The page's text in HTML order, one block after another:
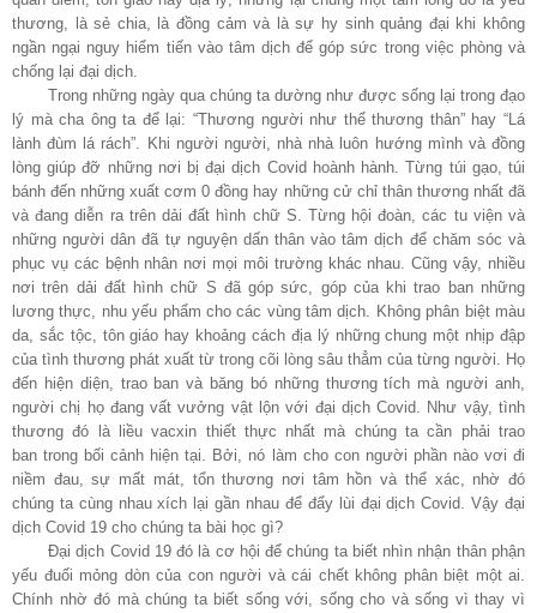
thương, là sẻ chia, là đồng cảm và là sự hy sinh quảng đại khi không
ngần ngại nguy hiểm tiến vào tâm dịch để góp sức trong việc phòng và
chống lại đại dịch.
Trong những ngày qua chúng ta dường như được sống lại trong đạo
lý mà cha ông ta để lại: “Thương người như thể thương thân” hay “Lá
lành đùm lá rách”. Khi người người, nhà nhà luôn hướng mình và đồng
lòng giúp đỡ những nơi bị đại dịch Covid hoành hành. Từng túi gạo, túi
bánh đến những xuất cơm 0 đồng hay những cử chỉ thân thương nhất đã
và đang diễn ra trên dải đất hình chữ S. Từng hội đoàn, các tu viện và
những người dân đã tự nguyện dấn thân vào tâm dịch để chăm sóc và
phục vụ các bệnh nhân nơi mọi môi trường khác nhau. Cũng vậy, nhiều
nơi trên dải đất hình chữ S đã góp sức, góp của khi trao ban những
lương thực, nhu yếu phẩm cho các vùng tâm dịch. Không phân biệt màu
da, sắc tộc, tôn giáo hay khoảng cách địa lý những chung một nhịp đập
của tình thương phát xuất từ trong cõi lòng sâu thẳm của từng người. Họ
đến hiện diện, trao ban và băng bó những thương tích mà người anh,
người chị họ đang vất vưởng vật lộn với đại dịch Covid. Như vậy, tình
thương đó là liều vacxin thiết thực nhất mà chúng ta cần phải trao
ban trong bối cảnh hiện tại. Bởi, nó làm cho con người phần nào vơi đi
niềm đau, sự mất mát, tổn thương nơi tâm hồn và thể xác, nhờ đó
chúng ta cùng nhau xích lại gần nhau để đẩy lùi đại dịch Covid. Vậy đại
dịch Covid 19 cho chúng ta bài học gì?
Đại dịch Covid 19 đó là cơ hội để chúng ta biết nhìn nhận thân phận
yếu đuối mỏng dòn của con người và cái chết không phân biệt một ai.
Chính nhờ đó mà chúng ta biết sống với, sống cho và sống vì thay vì